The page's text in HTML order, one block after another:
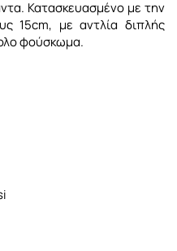
Κατασκευασμένο με την
15cm, με αντλία διπλής
φούσκωμα.